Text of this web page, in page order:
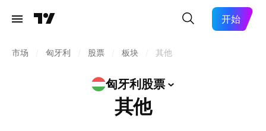
开始
市场 匈牙利 股票 板块 其他
匈牙利股票
其他